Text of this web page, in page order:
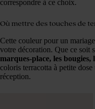
correspondre à ce choix.
Où mettre des touches de
Cette couleur pour un
votre décoration. Que ce soit
marques-place, les bougies,
coloris terracotta à petite
réception.